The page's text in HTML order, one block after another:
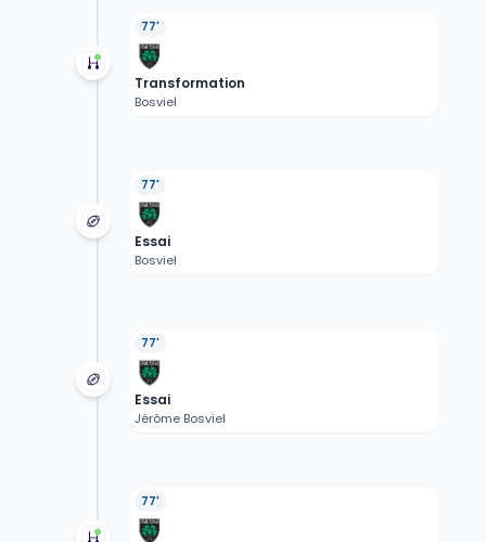
77'
Transformation
Bosviel
77'
Essai
Bosviel
77'
Essai
Jérôme Bosviel
77'